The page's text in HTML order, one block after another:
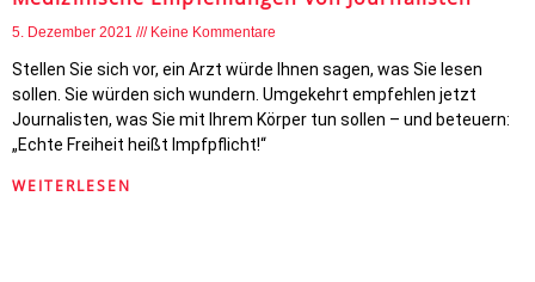
5. Dezember 2021 Keine Kommentare
Stellen Sie sich vor, ein Arzt würde Ihnen sagen, was Sie lesen
sollen. Sie würden sich wundern. Umgekehrt empfehlen jetzt
Journalisten, was Sie mit Ihrem Körper tun sollen – und beteuern:
„Echte Freiheit heißt Impfpflicht!“
WEITERLESEN